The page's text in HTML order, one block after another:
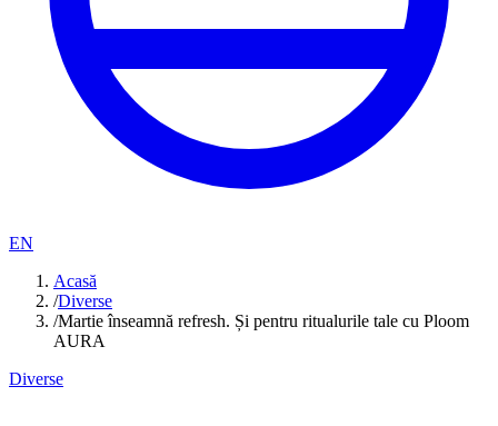
EN
Acasă
/Diverse
/Martie înseamnă refresh. Și pentru ritualurile tale cu Ploom
AURA
Diverse